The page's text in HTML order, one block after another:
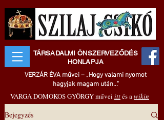
TÁRSADALMI ÖNSZERVEZŐDÉS
HONLAPJA
VERZÁR ÉVA művei – „Hogy valami nyomot
hagyjak magam után..."
VARGA DOMOKOS GYÖRGY művei ittés awikin
Bejegyzés